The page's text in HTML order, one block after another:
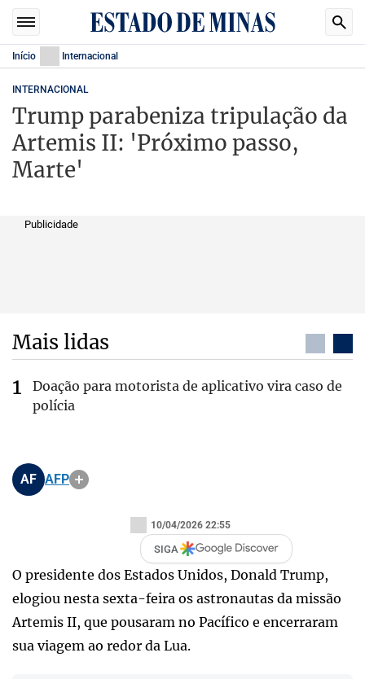
Início Internacional
INTERNACIONAL
Trump parabeniza tripulação da
Artemis II: 'Próximo passo,
Marte'
Publicidade
Mais lidas
Doação para motorista de aplicativo vira caso de
polícia
AF AFP
10/04/2026 22:55
SIGA
O presidente dos Estados Unidos, Donald Trump,
elogiou nesta sexta-feira os astronautas da missão
Artemis II, que pousaram no Pacífico e encerraram
sua viagem ao redor da Lua.